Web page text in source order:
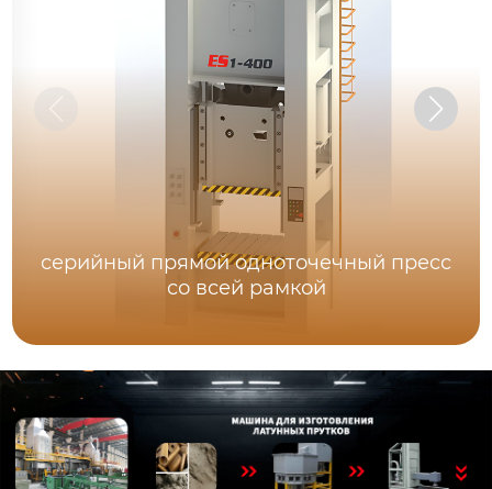
серийный прямой одноточечный пресс
со всей рамкой